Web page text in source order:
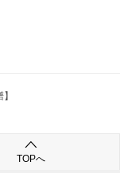
TOPへ